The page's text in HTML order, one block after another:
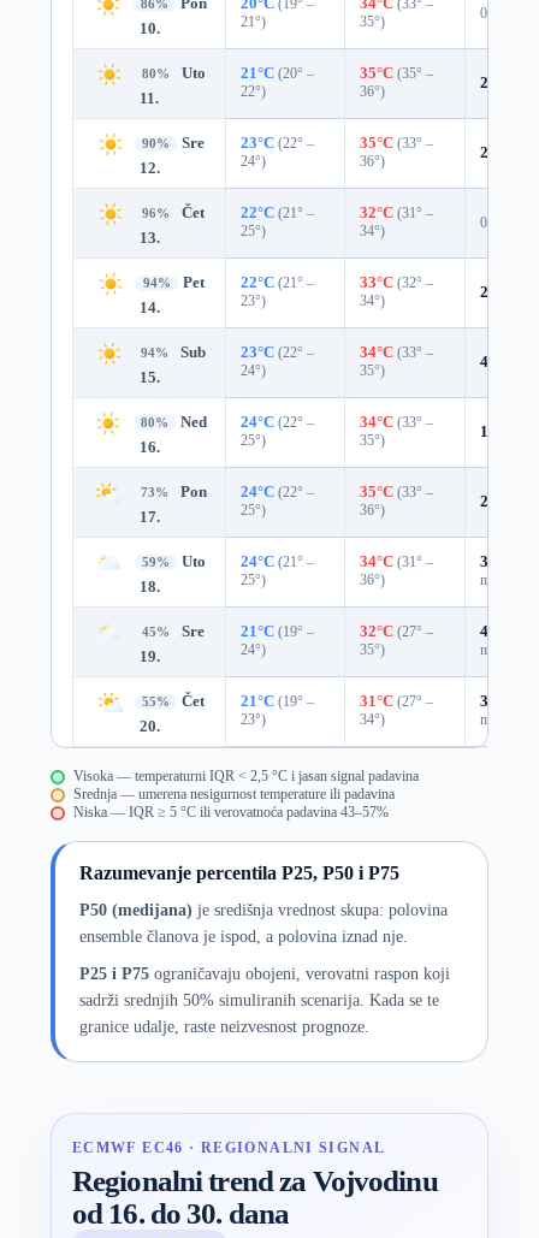
86%
10.
21°)
35°)
0%
80%
Uto
11.
21°C (20° –
22°)
35°C (35° –
36°)
2%
90%
Sre
12.
23°C (22° –
24°)
35°C (33° –
36°)
2%
96%
Čet
13.
22°C (21° –
25°)
32°C (31° –
34°)
0%
94%
Pet
14.
22°C (21° –
23°)
33°C (32° –
34°)
2%
94%
Sub
15.
23°C (22° –
24°)
34°C (33° –
35°)
4%
80%
Ned
16.
24°C (22° –
25°)
34°C (33° –
35°)
12%
73%
Pon
17.
24°C (22° –
25°)
35°C (33° –
36°)
20%
59%
Uto
18.
24°C (21° –
25°)
34°C (31° –
36°)
35%
mm)
45%
Sre
19.
21°C (19° –
24°)
32°C (27° –
35°)
45%
mm)
55%
Čet
20.
21°C (19° –
23°)
31°C (27° –
34°)
39%
mm)
Visoka — temperaturni IQR < 2,5 °C i jasan signal padavina
Srednja — umerena nesigurnost temperature ili padavina
Niska — IQR ≥ 5 °C ili verovatnoća padavina 43–57%
Razumevanje percentila P25, P50 i P75
P50 (medijana) je središnja vrednost skupa: polovina
ensemble članova je ispod, a polovina iznad nje.
P25 i P75ograničavaju obojeni, verovatni raspon koji
sadrži srednjih 50% simuliranih scenarija. Kada se te
granice udalje, raste neizvesnost prognoze.
ECMWF EC46 · REGIONALNI SIGNAL
Regionalni trend za Vojvodinu
od 16. do 30. dana